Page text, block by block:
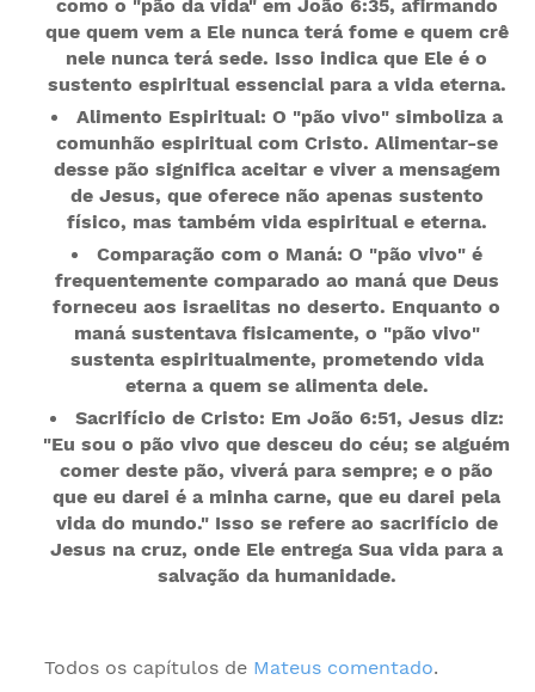
como o "pão da vida" em João 6:35, afirmando
que quem vem a Ele nunca terá fome e quem crê
nele nunca terá sede. Isso indica que Ele é o
sustento espiritual essencial para a vida eterna.
Alimento Espiritual: O "pão vivo" simboliza a
comunhão espiritual com Cristo. Alimentar-se
desse pão significa aceitar e viver a mensagem
de Jesus, que oferece não apenas sustento
físico, mas também vida espiritual e eterna.
Comparação com o Maná: O "pão vivo" é
frequentemente comparado ao maná que Deus
forneceu aos israelitas no deserto. Enquanto o
maná sustentava fisicamente, o "pão vivo"
sustenta espiritualmente, prometendo vida
eterna a quem se alimenta dele.
Sacrifício de Cristo: Em João 6:51, Jesus diz:
"Eu sou o pão vivo que desceu do céu; se alguém
comer deste pão, viverá para sempre; e o pão
que eu darei é a minha carne, que eu darei pela
vida do mundo." Isso se refere ao sacrifício de
Jesus na cruz, onde Ele entrega Sua vida para a
salvação da humanidade.
Todos os capítulos de Mateus comentado.